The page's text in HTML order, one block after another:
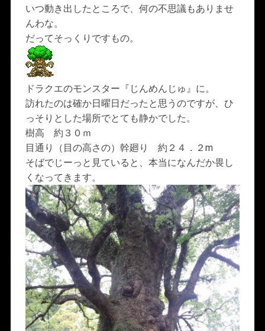
いつ動き出したところで、何の不思議もありませ
んわな。
だってそっくりですもの。
ドラクエのモンスター『じんめんじゅ』に。
訪れたのは確か日曜日だったと思うのですが、ひ
っそりとした場所でとても静かでした。
樹高 約３０ｍ
目通り（目の高さの）幹廻り 約２４．２m
そばでじーっと見ていると、本当になんだか畏し
くなってきます。